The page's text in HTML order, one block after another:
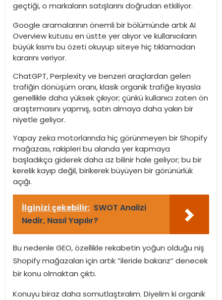
geçtiği, o markaların satışlarını doğrudan etkiliyor.
Google aramalarının önemli bir bölümünde artık AI
Overview kutusu en üstte yer alıyor ve kullanıcıların
büyük kısmı bu özeti okuyup siteye hiç tıklamadan
kararını veriyor.
ChatGPT, Perplexity ve benzeri araçlardan gelen
trafiğin dönüşüm oranı, klasik organik trafiğe kıyasla
genellikle daha yüksek çıkıyor; çünkü kullanıcı zaten ön
araştırmasını yapmış, satın almaya daha yakın bir
niyetle geliyor.
Yapay zeka motorlarında hiç görünmeyen bir Shopify
mağazası, rakipleri bu alanda yer kapmaya
başladıkça giderek daha az bilinir hale geliyor; bu bir
kerelik kayıp değil, birikerek büyüyen bir görünürlük
açığı.
İlginizi çekebilir: SWOT Analizi
Nedir, Nasıl Yapılır?
Bu nedenle GEO, özellikle rekabetin yoğun olduğu niş
Shopify mağazaları için artık “ileride bakarız” denecek
bir konu olmaktan çıktı.
Konuyu biraz daha somutlaştıralım. Diyelim ki organik